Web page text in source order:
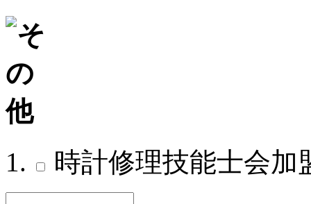
時計修理技能士会加